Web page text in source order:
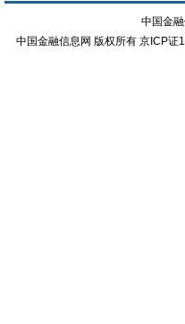
中国金
中国金融信息网 版权所有 京ICP证